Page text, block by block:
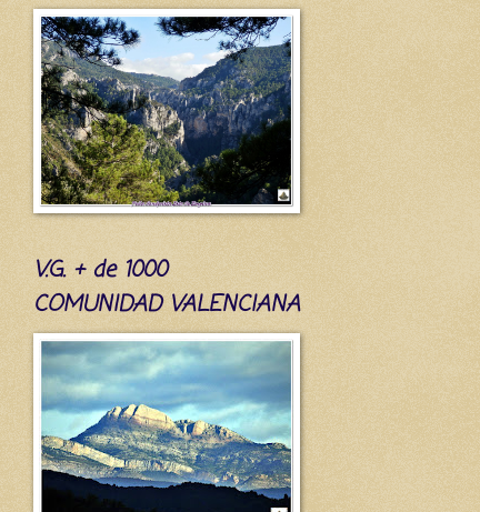
V.G. + de 1000
COMUNIDAD VALENCIANA